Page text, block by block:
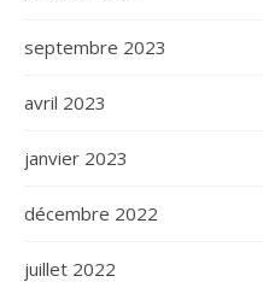
septembre 2023
avril 2023
janvier 2023
décembre 2022
juillet 2022